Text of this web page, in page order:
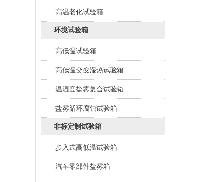
高温老化试验箱
环境试验箱
高低温试验箱
高低温交变湿热试验箱
温湿度盐雾复合试验箱
盐雾循环腐蚀试验箱
非标定制试验箱
步入式高低温试验箱
汽车零部件盐雾箱